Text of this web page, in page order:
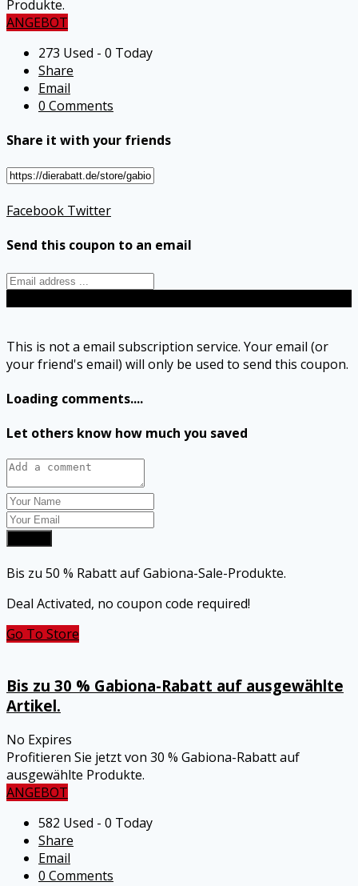
Produkte.
ANGEBOT
273 Used - 0 Today
Share
Email
0 Comments
Share it with your friends
Facebook Twitter
Send this coupon to an email
This is not a email subscription service. Your email (or
your friend's email) will only be used to send this coupon.
Loading comments....
Let others know how much you saved
Bis zu 50 % Rabatt auf Gabiona-Sale-Produkte.
Deal Activated, no coupon code required!
Go To Store
Bis zu 30 % Gabiona-Rabatt auf ausgewählte
Artikel.
No Expires
Profitieren Sie jetzt von 30 % Gabiona-Rabatt auf
ausgewählte Produkte.
ANGEBOT
582 Used - 0 Today
Share
Email
0 Comments